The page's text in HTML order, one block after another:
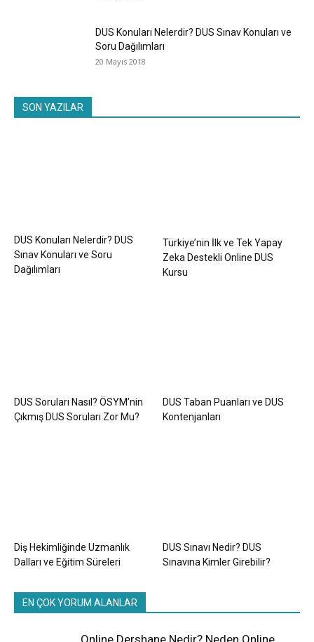
DUS Konuları Nelerdir? DUS Sınav Konuları ve
Soru Dağılımları
20 Mayıs 2018
SON YAZILAR
DUS Konuları Nelerdir? DUS
Sınav Konuları ve Soru
Dağılımları
Türkiye’nin İlk ve Tek Yapay
Zeka Destekli Online DUS
Kursu
DUS Soruları Nasıl? ÖSYM’nin
Çıkmış DUS Soruları Zor Mu?
DUS Taban Puanları ve DUS
Kontenjanları
Diş Hekimliğinde Uzmanlık
Dalları ve Eğitim Süreleri
DUS Sınavı Nedir? DUS
Sınavına Kimler Girebilir?
EN ÇOK YORUM ALANLAR
Online Dershane Nedir? Neden Online